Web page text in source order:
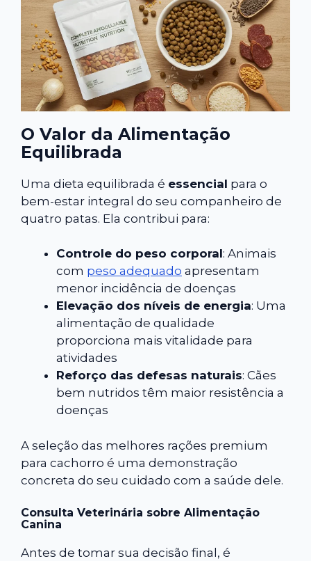
O Valor da Alimentação
Equilibrada
Uma dieta equilibrada é essencial para o
bem-estar integral do seu companheiro de
quatro patas. Ela contribui para:
Controle do peso corporal: Animais
com peso adequado apresentam
menor incidência de doenças
Elevação dos níveis de energia: Uma
alimentação de qualidade
proporciona mais vitalidade para
atividades
Reforço das defesas naturais: Cães
bem nutridos têm maior resistência a
doenças
A seleção das melhores rações premium
para cachorro é uma demonstração
concreta do seu cuidado com a saúde dele.
Consulta Veterinária sobre Alimentação
Canina
Antes de tomar sua decisão final, é